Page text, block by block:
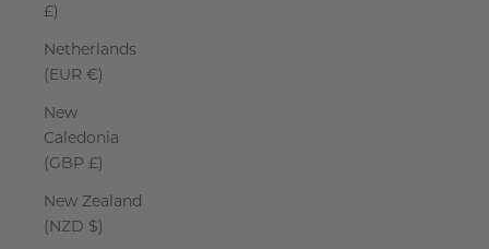
£)
Netherlands
(EUR €)
New
Caledonia
(GBP £)
New Zealand
(NZD $)